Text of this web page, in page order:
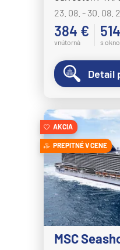
MS Nordnorge
MS
MS Otto
MS Polarlys
MS Richard With
MS Vesteralen
MSC Cruises
MSC Armonia
MSC Bellissima
MSC Divina
MSC Euribia
MSC Fantasia
23. 08. - 30. 08.
384 €
vnútorná s
Detail
AKCIA
PREPITNÉ V CENE
MSC